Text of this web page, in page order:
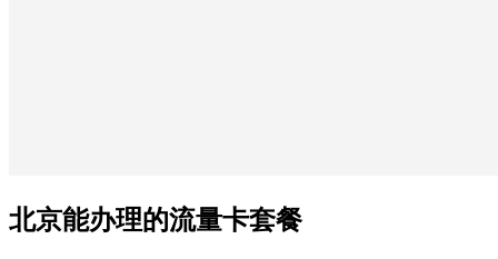
北京能办理的流量卡套餐